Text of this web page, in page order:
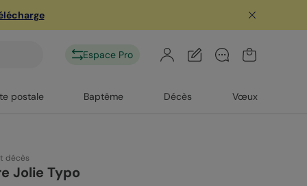
Espace Pro
postale Baptême Décès Vœux
décès
Jolie Typo